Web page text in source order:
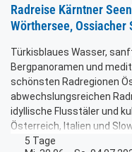
Radreise Kärntner
Wörthersee, Ossiacher
Türkisblaues Wasser,
Bergpanoramen und
schönsten Radregionen
abwechslungsreichen
idyllische Flusstäler und
Österreich, Italien und
Drauradweges, durch
5 Tage